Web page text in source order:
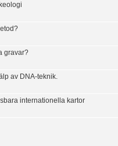
gravar?
av DNA-teknik.
internationella kartor